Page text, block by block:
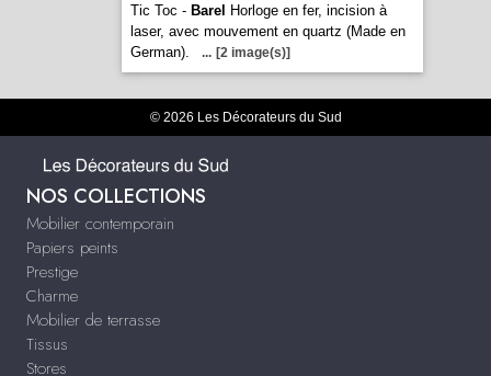
Tic Toc - Barel
Horloge en fer, incision à
laser, avec mouvement en quartz (Made en
German).
... [2 image(s)]
© 2026 Les Décorateurs du Sud
NOS COLLECTIONS
Mobilier contemporain
Papiers peints
Prestige
Charme
Mobilier de terrasse
Tissus
Stores